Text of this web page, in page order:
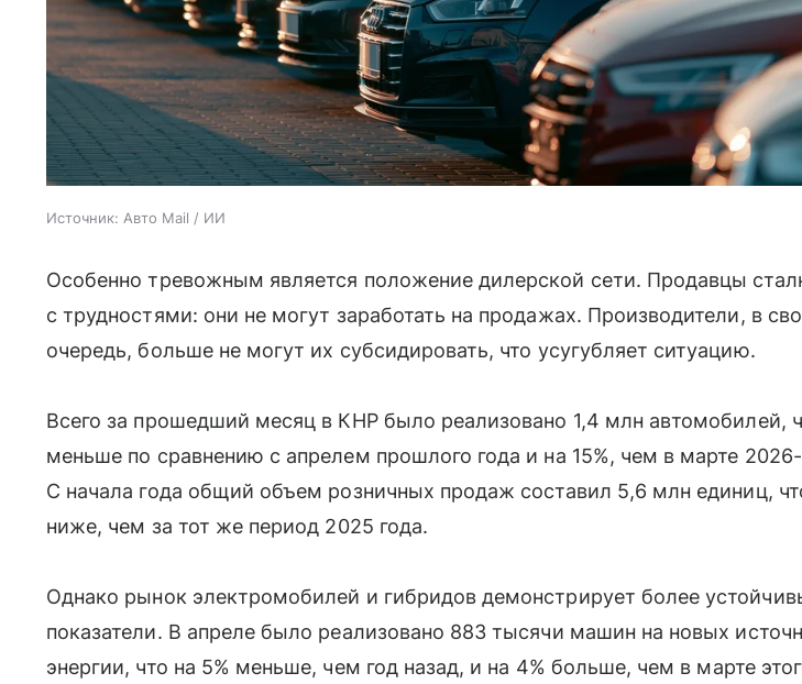
Источник: Авто Mail / ИИ
Особенно тревожным является положение дилерской сети. Продавцы
с трудностями: они не могут заработать на продажах. Производители, в
очередь, больше не могут их субсидировать, что усугубляет ситуацию.
Всего за прошедший месяц в КНР было реализовано 1,4 млн автомобилей,
меньше по сравнению с апрелем прошлого года и на 15%, чем в марте 2026-
С начала года общий объем розничных продаж составил 5,6 млн единиц,
ниже, чем за тот же период 2025 года.
Однако рынок электромобилей и гибридов демонстрирует более
показатели. В апреле было реализовано 883 тысячи машин на новых
энергии, что на 5% меньше, чем год назад, и на 4% больше, чем в марте